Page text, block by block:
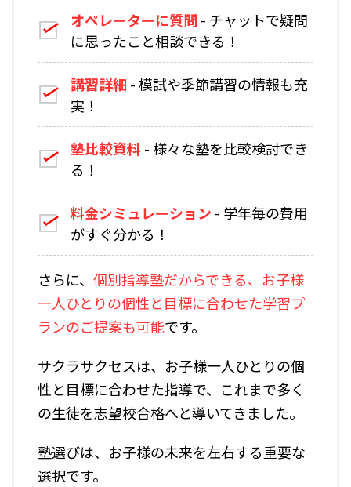
オペレーターに質問- チャットで疑問
に思ったこと相談できる！
講習詳細 - 模試や季節講習の情報も充
実！
塾比較資料 - 様々な塾を比較検討でき
る！
料金シミュレーション - 学年毎の費用
がすぐ分かる！
さらに、 個別指導塾だからできる、お子様
一人ひとりの個性と目標に合わせた学習プ
ランのご提案も可能です。
サクラサクセスは、お子様一人ひとりの個
性と目標に合わせた指導で、これまで多く
の生徒を志望校合格へと導いてきました。
塾選びは、お子様の未来を左右する重要な
選択です。